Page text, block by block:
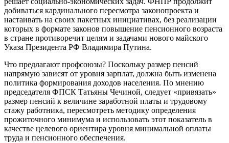
добиваться кардинального пересмотра законопроекта и
настаивать на своих пакетных инициативах, без реализации
которых в формате законов повышение пенсионного возраста
в стране противоречит целям и задачами нового майского
Указа Президента РФ Владимира Путина.
Что предлагают профсоюзы? Поскольку размер пенсий
напрямую зависят от уровня зарплат, должна быть изменена
политика формирования доходов населения. По мнению
председателя ФПСК Татьяны Чечиной, следует «привязать»
размер пенсий к величине заработной платы и трудовому
стажу работника, пересмотреть методику определения
прожиточного минимума и использовать этот показатель в
качестве целевого ориентира уровня минимальной оплаты
труда и пенсионного обеспечения.